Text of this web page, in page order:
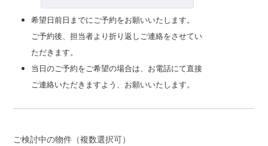
希望日前日までにご予約をお願いいたします。
ご予約後、担当者より折り返しご連絡をさせてい
ただきます。
当日のご予約をご希望の場合は、お電話にて直接
ご連絡いただきますよう、お願いいたします。
ご検討中の物件（複数選択可）
建替
い